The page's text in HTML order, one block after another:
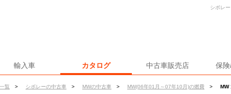
輸入車 カタログ 中古車販売店 保
覧 > シボレーの中古車 > MWの中古車 > MW(06年01月～07年10月)の燃費 >
MW
シボレ